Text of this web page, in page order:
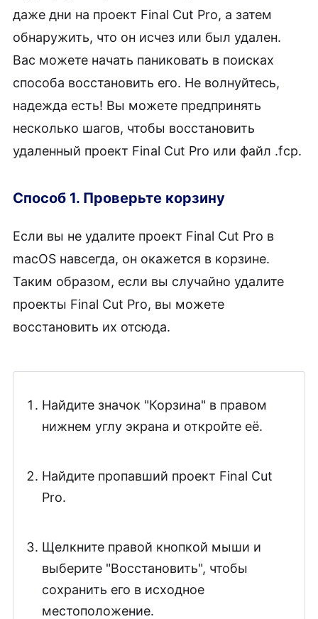
даже дни на проект Final Cut Pro, а затем
обнаружить, что он исчез или был удален.
Вас можете начать паниковать в поисках
способа восстановить его. Не волнуйтесь,
надежда есть! Вы можете предпринять
несколько шагов, чтобы восстановить
удаленный проект Final Cut Pro или файл .fcp.
Способ 1. Проверьте корзину
Если вы не удалите проект Final Cut Pro в
macOS навсегда, он окажется в корзине.
Таким образом, если вы случайно удалите
проекты Final Cut Pro, вы можете
восстановить их отсюда.
Найдите значок "Корзина" в правом
нижнем углу экрана и откройте её.
Найдите пропавший проект Final Cut
Pro.
Щелкните правой кнопкой мыши и
выберите "Восстановить", чтобы
сохранить его в исходное
местоположение.